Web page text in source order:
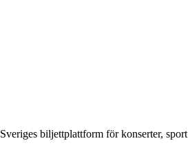
Sveriges biljettplattform för konserter,